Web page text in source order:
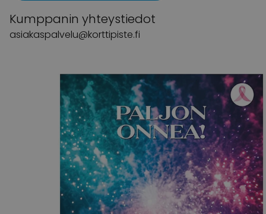
Kumppanin yhteystiedot
asiakaspalvelu@korttipiste.fi